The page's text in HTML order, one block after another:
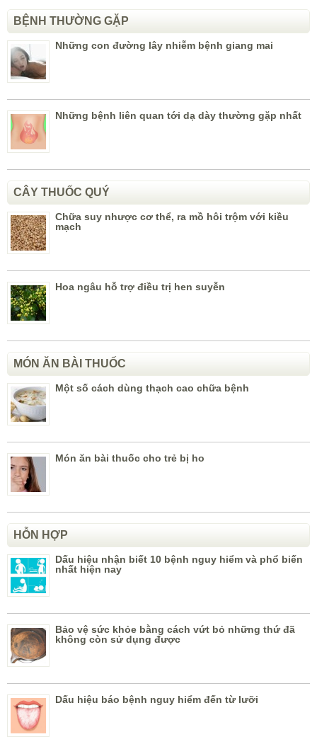
BỆNH THƯỜNG GẶP
Những con đường lây nhiễm bệnh giang mai
Những bệnh liên quan tới dạ dày thường gặp nhất
CÂY THUỐC QUÝ
Chữa suy nhược cơ thể, ra mồ hôi trộm với kiều
mạch
Hoa ngâu hỗ trợ điều trị hen suyễn
MÓN ĂN BÀI THUỐC
Một số cách dùng thạch cao chữa bệnh
Món ăn bài thuốc cho trẻ bị ho
HỖN HỢP
Dấu hiệu nhận biết 10 bệnh nguy hiểm và phổ biến
nhất hiện nay
Bảo vệ sức khỏe bằng cách vứt bỏ những thứ đã
không còn sử dụng được
Dấu hiệu báo bệnh nguy hiểm đến từ lưỡi